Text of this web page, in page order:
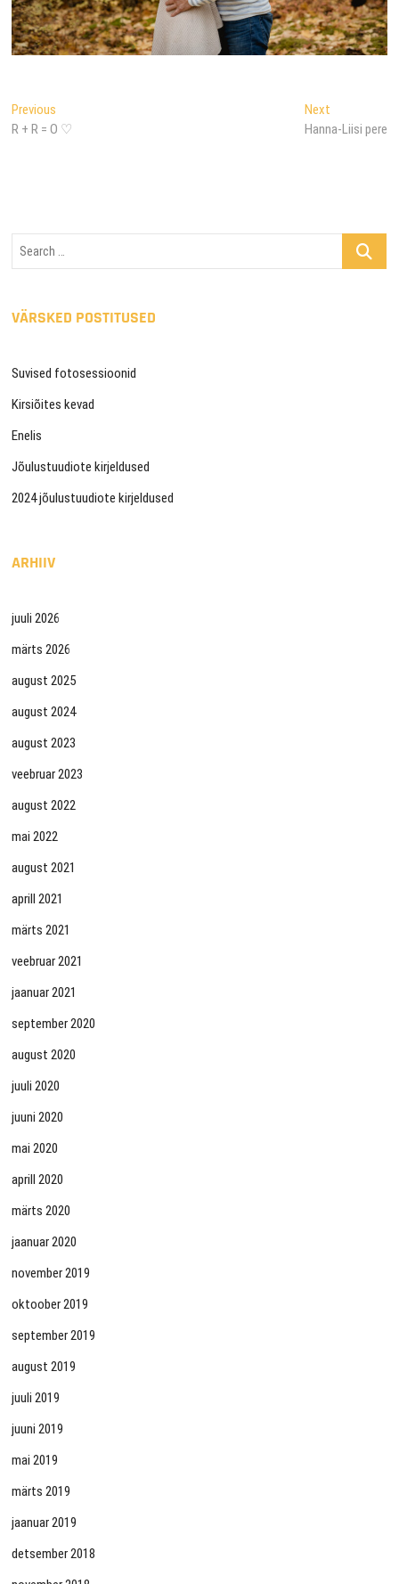
Navigeerimine
Previous
post:
R + R = O ♡
NextNext
post:
Hanna-Liisi pere
Search
VÄRSKED POSTITUSED
Suvised fotosessioonid
Kirsiõites kevad
Enelis
Jõulustuudiote kirjeldused
2024 jõulustuudiote kirjeldused
ARHIIV
juuli 2026
märts 2026
august 2025
august 2024
august 2023
veebruar 2023
august 2022
mai 2022
august 2021
aprill 2021
märts 2021
veebruar 2021
jaanuar 2021
september 2020
august 2020
juuli 2020
juuni 2020
mai 2020
aprill 2020
märts 2020
jaanuar 2020
november 2019
oktoober 2019
september 2019
august 2019
juuli 2019
juuni 2019
mai 2019
märts 2019
jaanuar 2019
detsember 2018